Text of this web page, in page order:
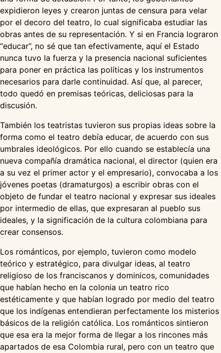
expidieron leyes y crearon juntas de censura para velar
por el decoro del teatro, lo cual significaba estudiar las
obras antes de su representación. Y si en Francia lograron
“educar”, no sé que tan efectivamente, aquí el Estado
nunca tuvo la fuerza y la presencia nacional suficientes
para poner en práctica las políticas y los instrumentos
necesarios para darle continuidad. Así que, al parecer,
todo quedó en premisas teóricas, deliciosas para la
discusión.
También los teatristas tuvieron sus propias ideas sobre la
forma como el teatro debía educar, de acuerdo con sus
umbrales ideológicos. Por ello cuando se establecía una
nueva compañía dramática nacional, el director (quien era
a su vez el primer actor y el empresario), convocaba a los
jóvenes poetas (dramaturgos) a escribir obras con el
objeto de fundar el teatro nacional y expresar sus ideales
por intermedio de ellas, que expresaran al pueblo sus
ideales, y la significación de la cultura colombiana para
crear consensos.
Los románticos, por ejemplo, tuvieron como modelo
teórico y estratégico, para divulgar ideas, al teatro
religioso de los franciscanos y dominicos, comunidades
que habían hecho en la colonia un teatro rico
estéticamente y que habían logrado por medio del teatro
que los indígenas entendieran perfectamente los misterios
básicos de la religión católica. Los románticos sintieron
que esa era la mejor forma de llegar a los rincones más
apartados de esa Colombia rural, pero con un teatro que